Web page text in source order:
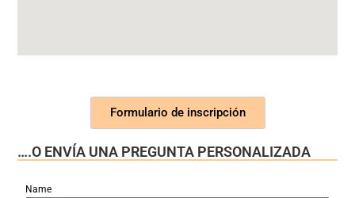
Formulario de inscripción
….O ENVÍA UNA PREGUNTA PERSONALIZADA
Name